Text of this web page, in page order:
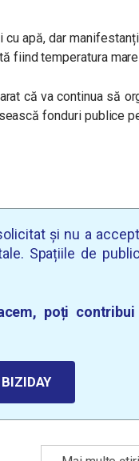
cu apă, dar
fiind temperatura
că va continua să
fonduri publice
și nu a
Spațiile de
poți